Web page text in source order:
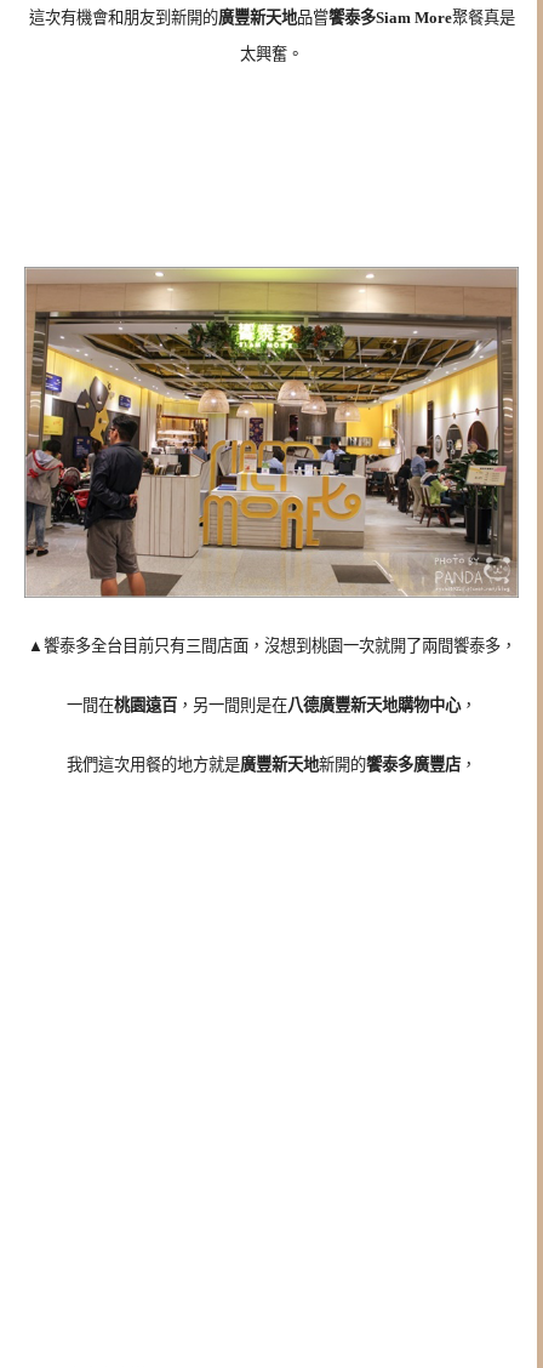
這次有機會和朋友到新開的廣豐新天地品嘗饗泰多Siam More聚餐真是
太興奮。
▲ 饗泰多全台目前只有三間店面， 沒想到桃園一次就開了兩間饗泰多，
一間在桃園遠百 ，另一間則是在八德廣豐新天地購物中心，
我們這次用餐的地方就是廣豐新天地新開的饗泰多廣豐店 ，